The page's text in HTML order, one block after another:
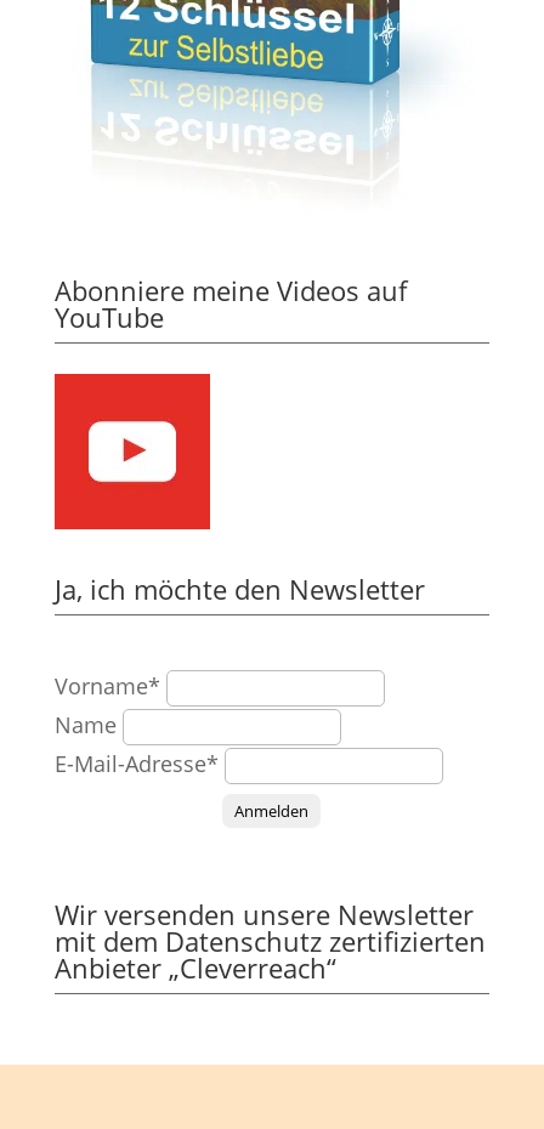
Abonniere meine Videos auf
YouTube
Ja, ich möchte den Newsletter
Vorname*
Name
E-Mail-Adresse*
Anmelden
Wir versenden unsere Newsletter
mit dem Datenschutz zertifizierten
Anbieter „Cleverreach“